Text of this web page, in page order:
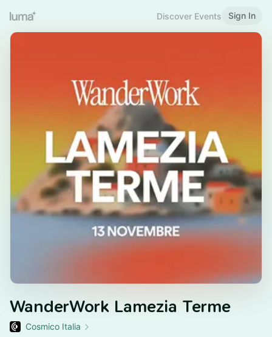
Discover Events Sign In
WanderWork Lamezia Terme
Cosmico Italia